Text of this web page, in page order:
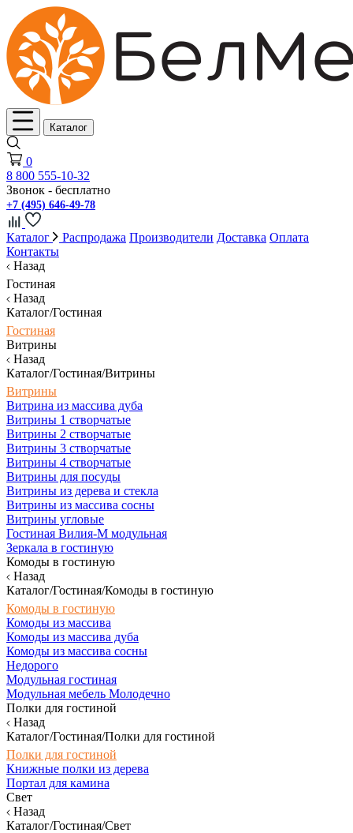
Каталог
0
8 800 555-10-32
Звонок - бесплатно
+7 (495) 646-49-78
Каталог Распродажа Производители Доставка Оплата
Контакты
Назад
Гостиная
Назад
Каталог/Гостиная
Гостиная
Витрины
Назад
Каталог/Гостиная/Витрины
Витрины
Витрина из массива дуба
Витрины 1 створчатые
Витрины 2 створчатые
Витрины 3 створчатые
Витрины 4 створчатые
Витрины для посуды
Витрины из дерева и стекла
Витрины из массива сосны
Витрины угловые
Гостиная Вилия-М модульная
Зеркала в гостиную
Комоды в гостиную
Назад
Каталог/Гостиная/Комоды в гостиную
Комоды в гостиную
Комоды из массива
Комоды из массива дуба
Комоды из массива сосны
Недорого
Модульная гостиная
Модульная мебель Молодечно
Полки для гостиной
Назад
Каталог/Гостиная/Полки для гостиной
Полки для гостиной
Книжные полки из дерева
Портал для камина
Свет
Назад
Каталог/Гостиная/Свет